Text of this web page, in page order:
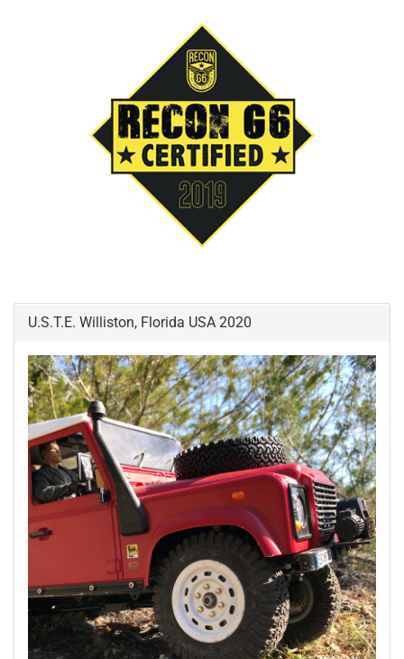
U.S.T.E. Williston, Florida USA 2020